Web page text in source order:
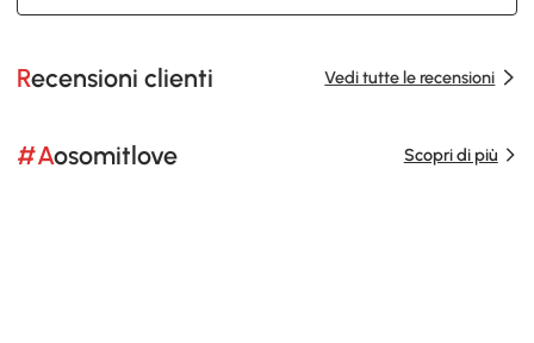
Recensioni clienti Vedi tutte le recensioni
#Aosomitlove Scopri di più